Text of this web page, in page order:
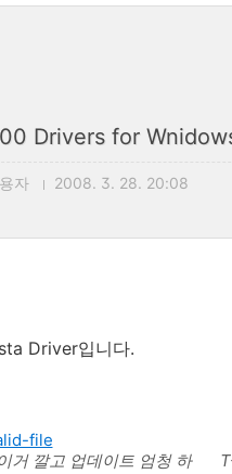
Drivers for
자 2008. 3. 28. 20:08
Driver입니다.
file
거 깔고 업데이트 엄청 하